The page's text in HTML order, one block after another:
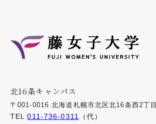
北16条キャンパス
〒001-0016 北海道札幌市北区北16条西2丁目
TEL011-736-0311 （代）